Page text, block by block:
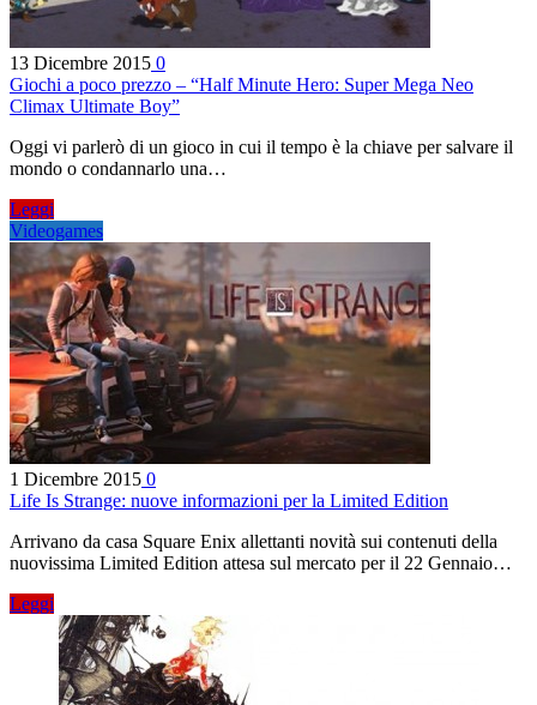
13 Dicembre 2015 0
Giochi a poco prezzo – “Half Minute Hero: Super Mega Neo
Climax Ultimate Boy”
Oggi vi parlerò di un gioco in cui il tempo è la chiave per salvare il
mondo o condannarlo una…
Leggi
Videogames
1 Dicembre 2015 0
Life Is Strange: nuove informazioni per la Limited Edition
Arrivano da casa Square Enix allettanti novità sui contenuti della
nuovissima Limited Edition attesa sul mercato per il 22 Gennaio…
Leggi